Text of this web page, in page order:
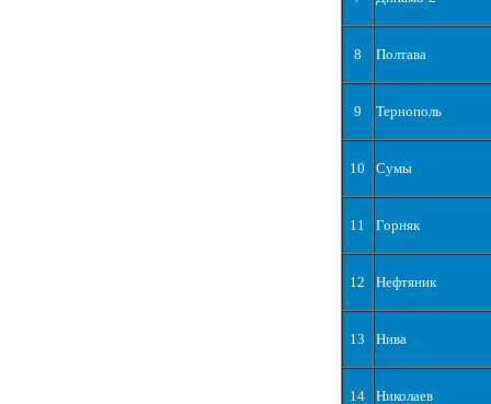
8 Полтава
9 Тернополь
10 Сумы
11 Горняк
12 Нефтяник
13 Нива
14 Николаев